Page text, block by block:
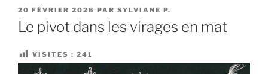
PUBLIÉ
LE
20 FÉVRIER 2026 PAR SYLVIANE P.
Le pivot dans les virages en mat
VISITES : 241